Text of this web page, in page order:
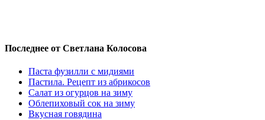
Последнее от Светлана Колосова
Паста фузилли с мидиями
Пастила. Рецепт из абрикосов
Салат из огурцов на зиму
Облепиховый сок на зиму
Вкусная говядина